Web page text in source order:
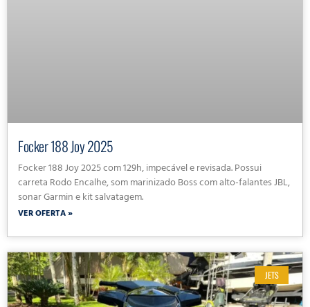
Focker 188 Joy 2025
Focker 188 Joy 2025 com 129h, impecável e revisada. Possui
carreta Rodo Encalhe, som marinizado Boss com alto-falantes JBL,
sonar Garmin e kit salvatagem.
VER OFERTA »
JETS